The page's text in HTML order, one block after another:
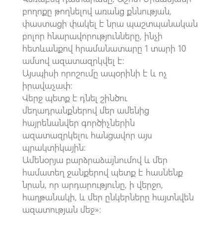
բողոքը թողնելով առանց քննության,
փաստացի փակել է նրա պաշտպանական
բոլոր հնարավորությունները, ինչի
հետևանքով հրամանատարը 1 տարի 10
ամսով ազատազրկվել է:
Այսպիսի որոշումը ապօրինի է և ոչ
իրավաչափ:
Վերջ պետք է դնել շինծու
մեղադրանքներով մեր ամենից
հայրենանվեր գործիչներին
ազատազրկելու հանցավոր այս
պրակտիկային:
Ամենօրյա բարձրաձայնումով և մեր
համատեղ ջանքերով պետք է հասնենք
նրան, որ արդարությունը, ի վերջո,
հաղթանակի, և մեր ընկերները հայտնվեն
ազատության մեջ»: